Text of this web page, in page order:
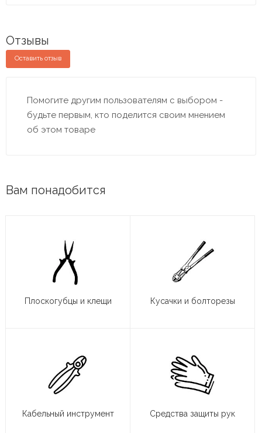
Отзывы
Оставить отзыв
Помогите другим пользователям с выбором -
будьте первым, кто поделится своим мнением
об этом товаре
Вам понадобится
Плоскогубцы и клещи Кусачки и болторезы
Кабельный инструмент Средства защиты рук